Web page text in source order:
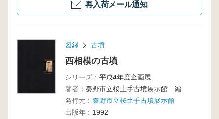
再入荷メール通知
図録 古墳
西相模の古墳
シリーズ： 平成4年度企画展
著者： 秦野市立桜土手古墳展示館 編
発行元： 秦野市立桜土手古墳展示館
出版年： 1992